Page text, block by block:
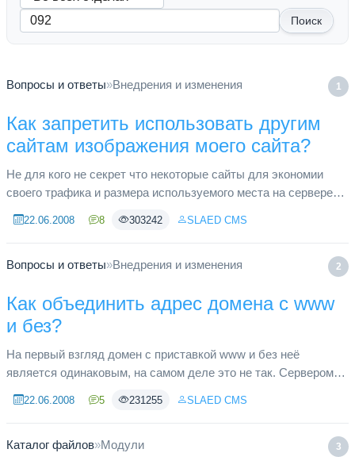
Поиск
1
Вопросы и ответы»Внедрения и изменения
Как запретить использовать другим
сайтам изображения моего сайта?
Не для кого не секрет что некоторые сайты для экономии
своего трафика и размера используемого места на сервере
самым поглощают ...
22.06.2008 8 303242 SLAED CMS
2
Вопросы и ответы»Внедрения и изменения
Как объединить адрес домена с www
и без?
На первый взгляд домен с приставкой www и без неё
является одинаковым, на самом деле это не так. Сервером
них можно устано...
22.06.2008 5 231255 SLAED CMS
3
Каталог файлов»Модули